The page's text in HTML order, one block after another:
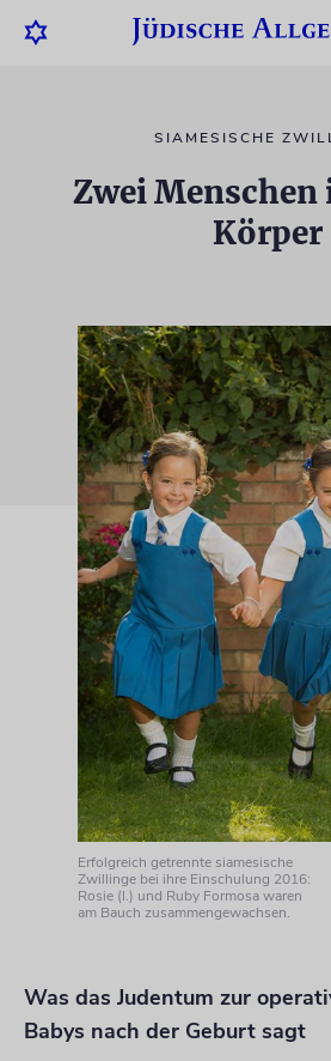
SIAMESISCHE
Zwei Menschen
Körper
Erfolgreich getrennte siamesische
Zwillinge bei ihre Einschulung 2016:
Rosie (l.) und Ruby Formosa waren
am Bauch zusammengewachsen.
Was das Judentum zur
Babys nach der Geburt sagt